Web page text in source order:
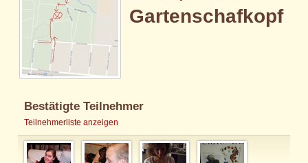
Gartenschafkopf
Bestätigte Teilnehmer
Teilnehmerliste anzeigen